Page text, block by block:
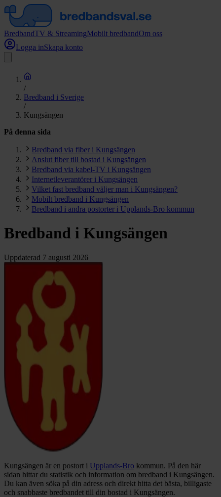
BredbandTV & StreamingMobilt bredbandOm oss
Logga inSkapa konto
/
Bredband i Sverige
/
Kungsängen
På denna sida
Bredband via fiber i Kungsängen
Anslut fiber till bostad i Kungsängen
Bredband via kabel-TV i Kungsängen
Internetleverantörer i Kungsängen
Vilket fast bredband väljer man i Kungsängen?
Mobilt bredband i Kungsängen
Bredband i andra postorter i Upplands-Bro kommun
Bredband i Kungsängen
Uppdaterad 7 augusti 2026
Kungsängen är en postort i Upplands-Bro kommun. På den här
sidan hittar du statistik och information om bredband i Kungsängen.
Du kan även söka på din adress och direkt hitta det bästa, billigaste
och snabbaste bredbandet till din bostad i Kungsängen.